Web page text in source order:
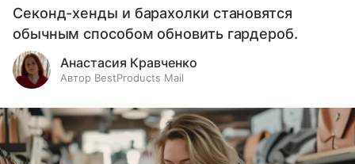
Секонд-хенды и барахолки становятся
обычным способом обновить гардероб.
Анастасия Кравченко
Автор BestProducts Mail